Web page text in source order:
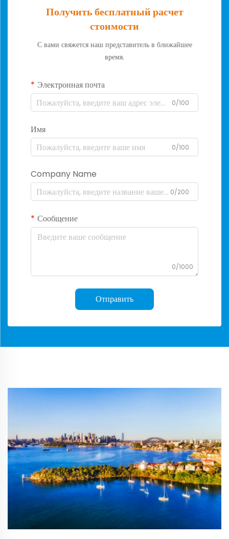
Получить бесплатный расчет
стоимости
С вами свяжется наш представитель в ближайшее
время.
Электронная почта
0/100
Имя
0/100
Company Name
0/200
Сообщение
0/1000
Отправить